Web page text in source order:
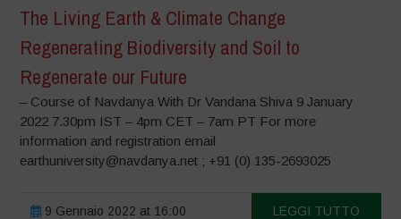
The Living Earth & Climate Change
Regenerating Biodiversity and Soil to
Regenerate our Future
– Course of Navdanya With Dr Vandana Shiva 9 January
2022 7.30pm IST – 4pm CET – 7am PT For more
information and registration email
earthuniversity@navdanya.net ; +91 (0) 135-2693025
9 Gennaio 2022 at 16:00 LEGGI TUTTO